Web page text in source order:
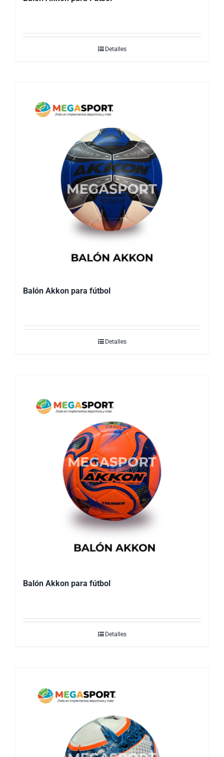
Detalles
Balón Akkon para fútbol
Detalles
Balón Akkon para fútbol
Detalles